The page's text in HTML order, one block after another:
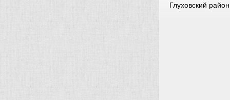
Глуховский